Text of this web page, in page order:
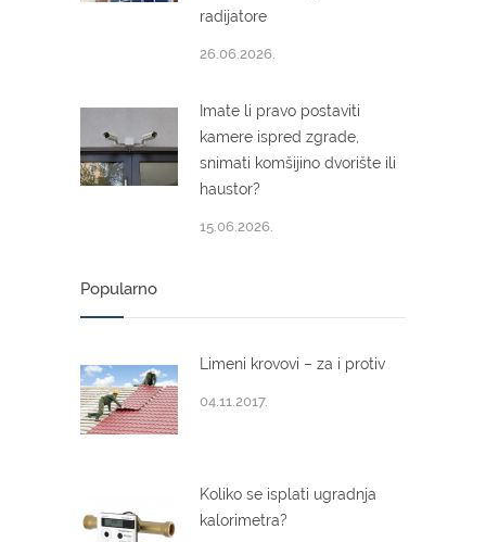
radijatore
26.06.2026.
Imate li pravo postaviti
kamere ispred zgrade,
snimati komšijino dvorište ili
haustor?
15.06.2026.
Popularno
Limeni krovovi – za i protiv
04.11.2017.
Koliko se isplati ugradnja
kalorimetra?